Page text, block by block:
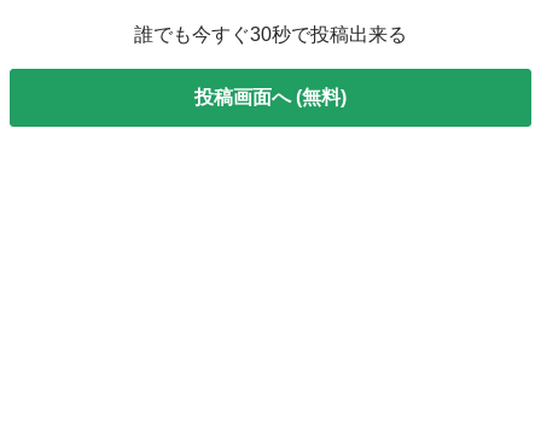
誰でも今すぐ30秒で投稿出来る
投稿画面へ (無料)